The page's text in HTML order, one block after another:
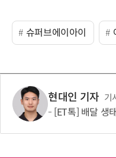
슈퍼브에이아이
현대인 기자 기
[ET톡] 배달 생태계